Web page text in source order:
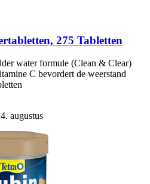
275 Tabletten
water formule (Clean & Clear)
C bevordert de weerstand
augustus